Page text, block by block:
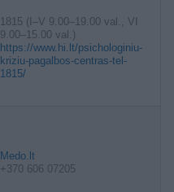
1815 (I–V 9.00–19.00 val., VI
9.00–15.00 val.)
https://www.hi.lt/psichologiniu-
kriziu-pagalbos-centras-tel-
1815/
Medo.lt
+370 606 07205